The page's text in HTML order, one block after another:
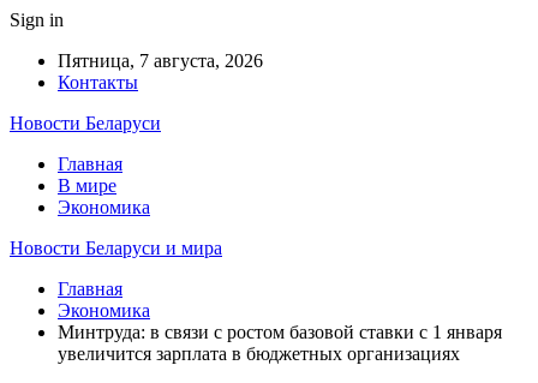
Sign in
Пятница, 7 августа, 2026
Контакты
Новости Беларуси
Главная
В мире
Экономика
Новости Беларуси и мира
Главная
Экономика
Минтруда: в связи с ростом базовой ставки с 1 января
увеличится зарплата в бюджетных организациях